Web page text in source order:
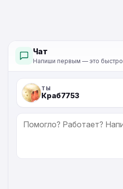
Чат
Напиши первым — это быстро
ТЫ
Краб7753
СООБЩЕНИЕ